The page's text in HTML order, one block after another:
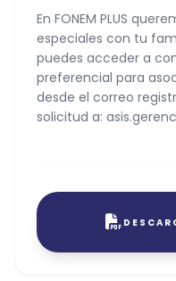
En FONEM PLUS
especiales con tu
puedes acceder a
preferencial para
desde el correo
solicitud a: